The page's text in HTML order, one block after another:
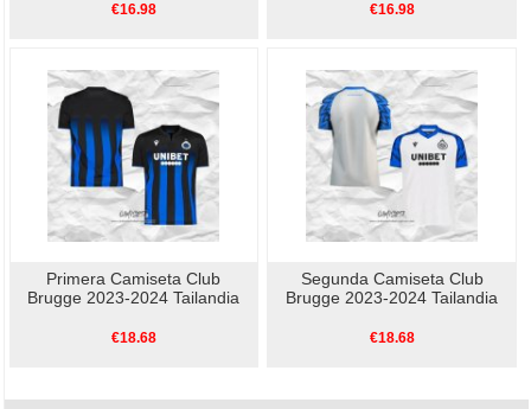
€16.98 €16.98
Primera Camiseta Club
Brugge 2023-2024 Tailandia
€18.68
Segunda Camiseta Club
Brugge 2023-2024 Tailandia
€18.68